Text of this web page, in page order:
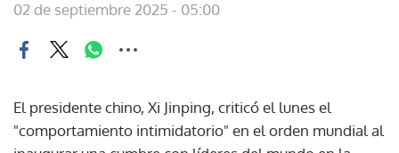
02 de septiembre 2025 - 05:00
El presidente chino, Xi Jinping, criticó el lunes el
"comportamiento intimidatorio" en el orden mundial al